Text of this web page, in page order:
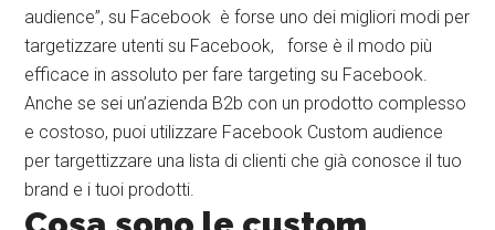
audience”, su Facebook è forse uno dei migliori modi per
targetizzare utenti su Facebook, forse è il modo più
efficace in assoluto per fare targeting su Facebook.
Anche se sei un’azienda B2b con un prodotto complesso
e costoso, puoi utilizzare Facebook Custom audience
per targettizzare una lista di clienti che già conosce il tuo
brand e i tuoi prodotti.